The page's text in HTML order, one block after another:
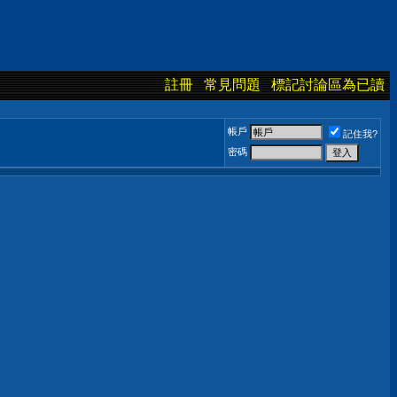
註冊 常見問題 標記討論區為已讀
帳戶
記住我?
密碼